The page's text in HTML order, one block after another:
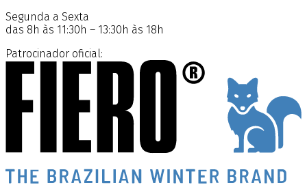
Segunda a Sexta
das 8h às 11:30h – 13:30h às 18h
Patrocinador oficial: